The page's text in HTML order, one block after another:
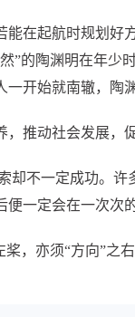
起航时规划好方
”的陶渊明在年少
一开始就南辙，陶
，推动社会发展
不一定成功。许
便一定会在一次次
亦须“方向”之右